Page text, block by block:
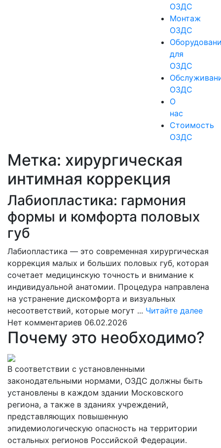
ОЗДС
Монтаж
ОЗДС
для
ОЗДС
ОЗДС
О
нас
Стоимость
ОЗДС
Метка: хирургическая
интимная коррекция
Лабиопластика: гармония
формы и комфорта половых
губ
Лабиопластика — это современная хирургическая
коррекция малых и больших половых губ, которая
сочетает медицинскую точность и внимание к
индивидуальной анатомии. Процедура направлена
на устранение дискомфорта и визуальных
несоответствий, которые могут ... Читайте далее
Нет комментариев 06.02.2026
Почему это необходимо?
В соответствии с установленными
законодательными нормами, ОЗДС должны быть
установлены в каждом здании Московского
региона, а также в зданиях учреждений,
представляющих повышенную
эпидемиологическую опасность на территории
остальных регионов Российской Федерации.